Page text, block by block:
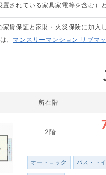
されている家具家電等を含む）
賃保証と家財・火災保険に加入
、 マンスリーマンション リブマ
所在階
2階
オートロック バス・ト